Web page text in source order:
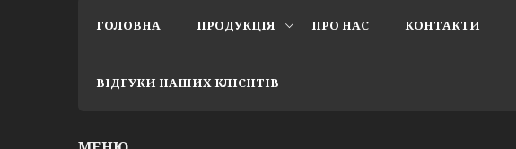
ГОЛОВНА ПРОДУКЦІЯ ПРО НАС КОНТАКТИ
ВІДГУКИ НАШИХ КЛІЄНТІВ